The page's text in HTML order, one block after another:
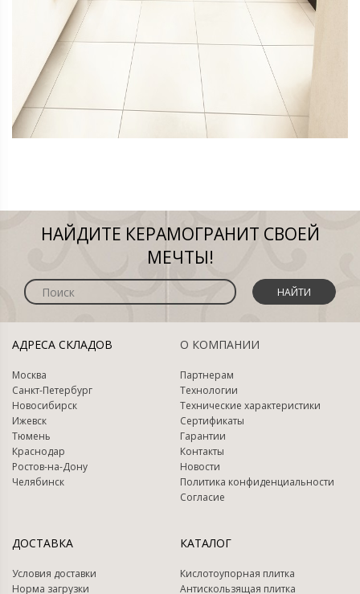
НАЙДИТЕ КЕРАМОГРАНИТ СВОЕЙ
МЕЧТЫ!
НАЙТИ
АДРЕСА СКЛАДОВ
Москва
Санкт-Петербург
Новосибирск
Ижевск
Тюмень
Краснодар
Ростов-на-Дону
Челябинск
О КОМПАНИИ
Партнерам
Технологии
Технические характеристики
Сертификаты
Гарантии
Контакты
Новости
Политика конфиденциальности
Согласие
ДОСТАВКА
Условия доставки
Норма загрузки
КАТАЛОГ
Кислотоупорная плитка
Антискользящая плитка